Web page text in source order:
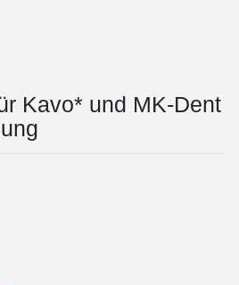
Kavo* und MK-Dent